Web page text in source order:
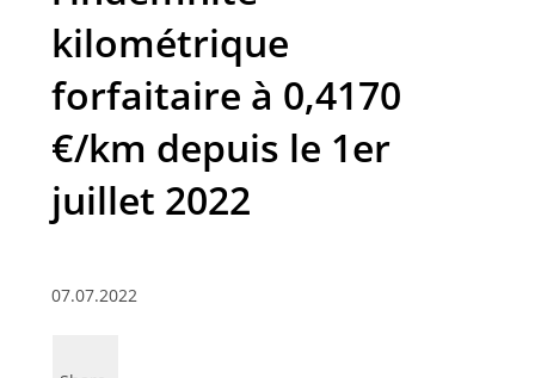
kilométrique
forfaitaire à 0,4170
€/km depuis le 1er
juillet 2022
07.07.2022